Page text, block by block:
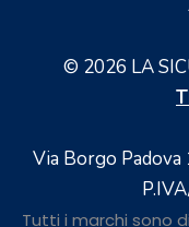
© 2026 LA
Via Borgo
Tutti i marchi sono